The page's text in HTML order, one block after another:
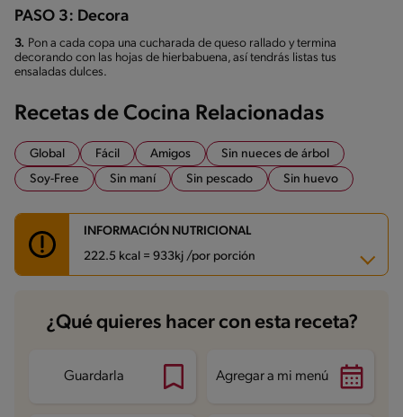
PASO 3: Decora
3. Pon a cada copa una cucharada de queso rallado y termina
decorando con las hojas de hierbabuena, así tendrás listas tus
ensaladas dulces.
Recetas de Cocina Relacionadas
Global Fácil Amigos
Sin nueces de árbol
Soy-Free
Sin maní Sin pescado Sin huevo
INFORMACIÓN NUTRICIONAL
222.5 kcal = 933kj /por porción
Carbohidratos 32.9 g
Energía 222.5 kcal
Proteína
Grasas saturadas 4.5 g
¿Qué quieres hacer con esta receta?
Guardarla Agregar a mi menú